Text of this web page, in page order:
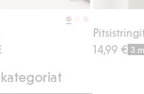
Osta
14,99 € 3